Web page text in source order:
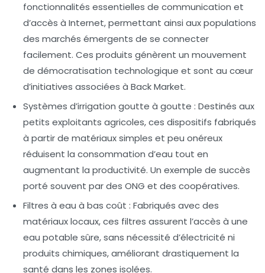
fonctionnalités essentielles de communication et
d’accès à Internet, permettant ainsi aux populations
des marchés émergents de se connecter
facilement. Ces produits génèrent un mouvement
de démocratisation technologique et sont au cœur
d’initiatives associées à Back Market.
Systèmes d’irrigation goutte à goutte : Destinés aux
petits exploitants agricoles, ces dispositifs fabriqués
à partir de matériaux simples et peu onéreux
réduisent la consommation d’eau tout en
augmentant la productivité. Un exemple de succès
porté souvent par des ONG et des coopératives.
Filtres à eau à bas coût : Fabriqués avec des
matériaux locaux, ces filtres assurent l’accès à une
eau potable sûre, sans nécessité d’électricité ni
produits chimiques, améliorant drastiquement la
santé dans les zones isolées.